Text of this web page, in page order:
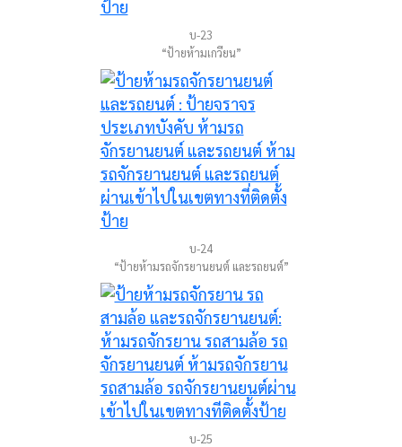
บ-23
“ป้ายห้ามเกวียน”
บ-24
“ป้ายห้ามรถจักรยานยนต์ และรถยนต์”
บ-25